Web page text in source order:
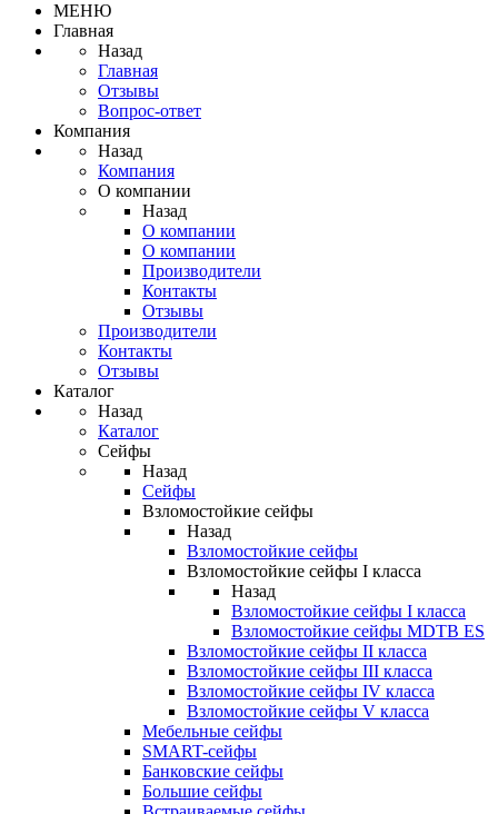
МЕНЮ
Главная
Назад
Главная
Отзывы
Вопрос-ответ
Компания
Назад
Компания
О компании
Назад
О компании
О компании
Производители
Контакты
Отзывы
Производители
Контакты
Отзывы
Каталог
Назад
Каталог
Сейфы
Назад
Сейфы
Взломостойкие сейфы
Назад
Взломостойкие сейфы
Взломостойкие сейфы I класса
Назад
Взломостойкие сейфы I класса
Взломостойкие сейфы MDTB ES
Взломостойкие сейфы II класса
Взломостойкие сейфы III класса
Взломостойкие сейфы IV класса
Взломостойкие сейфы V класса
Мебельные сейфы
SMART-сейфы
Банковские сейфы
Большие сейфы